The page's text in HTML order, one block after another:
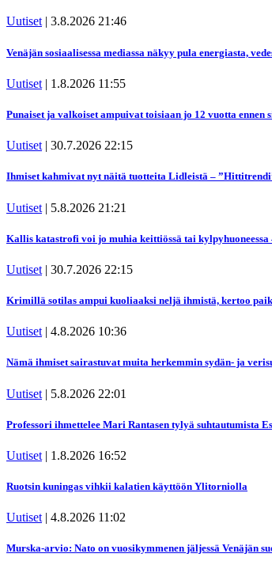
Uutiset 3.8.2026 21:46
Venäjän sosiaalisessa mediassa näkyy pula energiasta,
Uutiset | 1.8.2026 11:55
Punaiset ja valkoiset ampuivat toisiaan jo 12 vuotta
Uutiset | 30.7.2026 22:15
Ihmiset kahmivat nyt näitä tuotteita Lidleistä –
Uutiset | 5.8.2026 21:21
Kallis katastrofi voi jo muhia keittiössä tai
Uutiset | 30.7.2026 22:15
Krimillä sotilas ampui kuoliaaksi neljä ihmistä, kertoo
Uutiset | 4.8.2026 10:36
Nämä ihmiset sairastuvat muita herkemmin sydän- ja
Uutiset | 5.8.2026 22:01
Professori ihmettelee Mari Rantasen tylyä suhtautumista
Uutiset | 1.8.2026 16:52
Ruotsin kuningas vihkii kalatien käyttöön Ylitorniolla
Uutiset | 4.8.2026 11:02
Murska-arvio: Nato on vuosikymmenen jäljessä Venäjän